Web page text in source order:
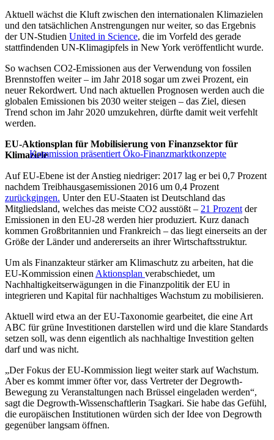
Aktuell wächst die Kluft zwischen den internationalen Klimazielen
und den tatsächlichen Anstrengungen nur weiter, so das Ergebnis
der UN-Studien United in Science, die im Vorfeld des gerade
stattfindenden UN-Klimagipfels in New York veröffentlicht wurde.
So wachsen CO2-Emissionen aus der Verwendung von fossilen
Brennstoffen weiter – im Jahr 2018 sogar um zwei Prozent, ein
neuer Rekordwert. Und nach aktuellen Prognosen werden auch die
globalen Emissionen bis 2030 weiter steigen – das Ziel, diesen
Trend schon im Jahr 2020 umzukehren, dürfte damit weit verfehlt
werden.
Kommission präsentiert Öko-Finanzmarktkonzepte
EU-Aktionsplan für Mobilisierung von Finanzsektor für
Klimaziele
Auf EU-Ebene ist der Anstieg niedriger: 2017 lag er bei 0,7 Prozent
nachdem Treibhausgasemissionen 2016 um 0,4 Prozent
zurückgingen. Unter den EU-Staaten ist Deutschland das
Mitgliedsland, welches das meiste CO2 ausstößt – 21 Prozent der
Emissionen in den EU-28 werden hier produziert. Kurz danach
kommen Großbritannien und Frankreich – das liegt einerseits an der
Größe der Länder und andererseits an ihrer Wirtschaftsstruktur.
Um als Finanzakteur stärker am Klimaschutz zu arbeiten, hat die
EU-Kommission einen Aktionsplan verabschiedet, um
Nachhaltigkeitserwägungen in die Finanzpolitik der EU in
integrieren und Kapital für nachhaltiges Wachstum zu mobilisieren.
Aktuell wird etwa an der EU-Taxonomie gearbeitet, die eine Art
ABC für grüne Investitionen darstellen wird und die klare Standards
setzen soll, was denn eigentlich als nachhaltige Investition gelten
darf und was nicht.
„Der Fokus der EU-Kommission liegt weiter stark auf Wachstum.
Aber es kommt immer öfter vor, dass Vertreter der Degrowth-
Bewegung zu Veranstaltungen nach Brüssel eingeladen werden“,
sagt die Degrowth-Wissenschaftlerin Tsagkari. Sie habe das Gefühl,
die europäischen Institutionen würden sich der Idee von Degrowth
gegenüber langsam öffnen.